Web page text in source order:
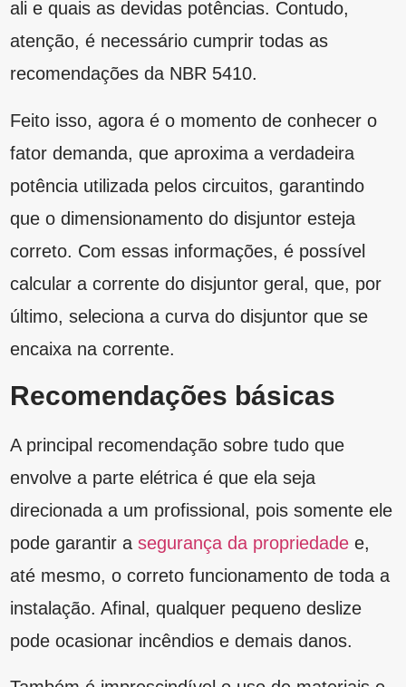
envolve a parte elétrica é que ela seja
direcionada a um profissional, pois somente ele
pode garantir asegurança da propriedade
instalação. Afinal, qualquer pequeno deslize
pode ocasionar incêndios e demais danos.
Também é imprescindível o uso de materiais e
mente que é um investimento para evitar que
seja necessário fazer reparos em um futuro
próximo. Falando neles, é indicado que se faça
uma checagem na parte elétrica no decorrer do
tempo definido pelo eletricista.
Em se tratando de recomendações técnicas,
existem algumas indicações básicas que
precisam de atenção. Para residências, o ideal
No caso de tomadas gerais, os dispositivos não